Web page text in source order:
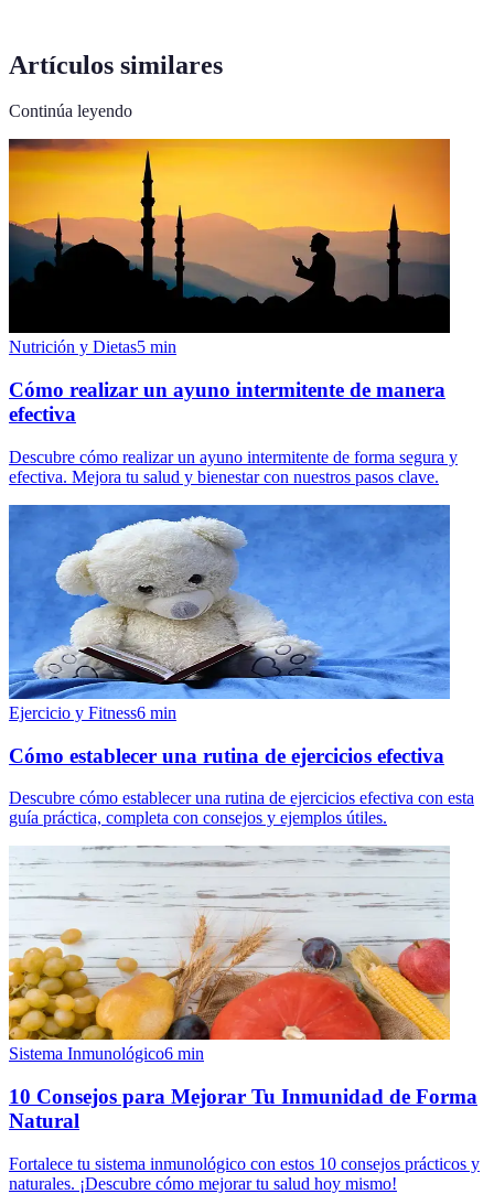
Artículos similares
Continúa leyendo
Nutrición y Dietas5 min
Cómo realizar un ayuno intermitente de manera
efectiva
Descubre cómo realizar un ayuno intermitente de forma segura y
efectiva. Mejora tu salud y bienestar con nuestros pasos clave.
Ejercicio y Fitness6 min
Cómo establecer una rutina de ejercicios efectiva
Descubre cómo establecer una rutina de ejercicios efectiva con esta
guía práctica, completa con consejos y ejemplos útiles.
Sistema Inmunológico6 min
10 Consejos para Mejorar Tu Inmunidad de Forma
Natural
Fortalece tu sistema inmunológico con estos 10 consejos prácticos y
naturales. ¡Descubre cómo mejorar tu salud hoy mismo!